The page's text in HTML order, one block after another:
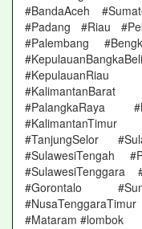
#BandaAceh
#Padang #Riau
#Palembang
#KalimantanBarat
#PalangkaRaya
#TanjungSelor
#SulawesiTengah
#SulawesiTenggara
#Gorontalo
#Mataram #lombok